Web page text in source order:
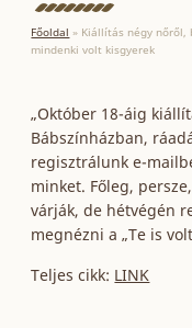
Főoldal » Kiállítás négy nőről,
mindenki volt kisgyerek
„Október 18-áig
Bábszínházban,
regisztrálunk e-
minket. Főleg,
várják, de hétvégén
megnézni a „Te is
Teljes cikk: LINK